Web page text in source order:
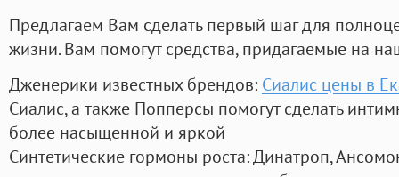
Предлагаем Вам сделать первый шаг для
жизни. Вам помогут средства, придагаемые на
Дженерики известных брендов: Сиалис цены в
Сиалис, а также Попперсы помогут сделать
более насыщенной и яркой
Синтетические гормоны роста: Динатроп,